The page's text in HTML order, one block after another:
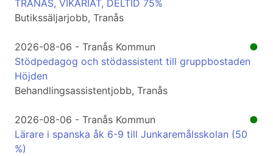
TRANÅS, VIKARIAT, DELTID 75%
Butikssäljarjobb, Tranås
●
2026-08-06 - Tranås Kommun
Stödpedagog och stödassistent till gruppbostaden
Höjden
Behandlingsassistentjobb, Tranås
●
2026-08-06 - Tranås Kommun
Lärare i spanska åk 6-9 till Junkaremålsskolan (50
%)